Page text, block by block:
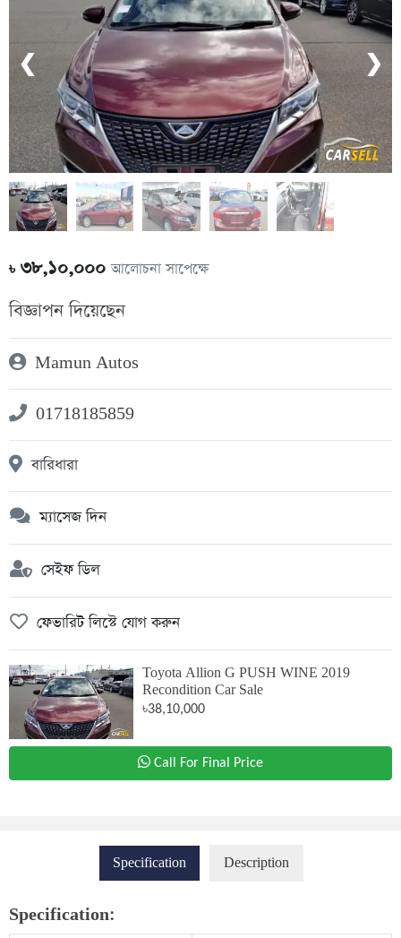
❮ ❯
৳৩৮,১০,০০০আলোচনা সাপেক্ষে
বিজ্ঞাপন দিয়েছেন
Mamun Autos
01718185859
বারিধারা
ম্যাসেজ দিন
সেইফ ডিল
ফেভারিট লিস্টে যোগ করুন
Toyota Allion G PUSH WINE 2019
Recondition Car Sale
৳38,10,000
Call For Final Price
Specification Description
Specification: